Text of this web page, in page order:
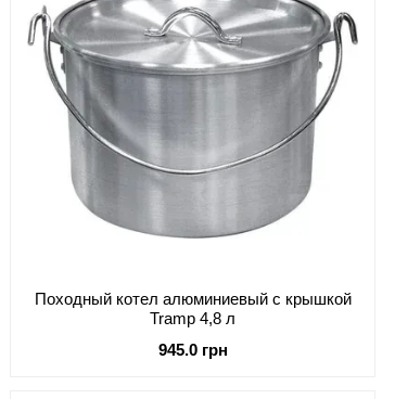
Походный котел алюминиевый с крышкой
Tramp 4,8 л
945.0 грн